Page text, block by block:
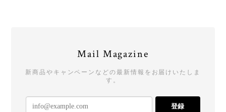
Mail Magazine
新商品やキャンペーンなどの最新情報をお届けいたしま
す。
登録